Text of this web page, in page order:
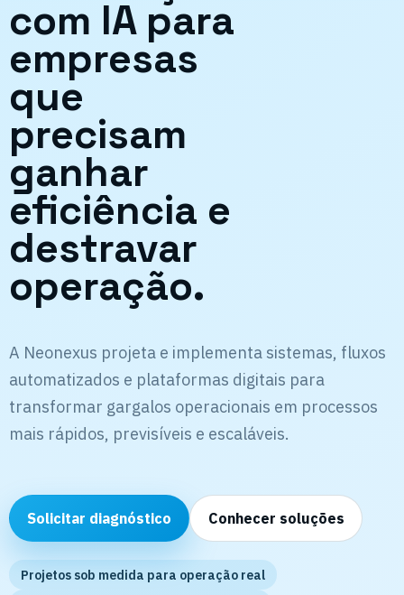
com IA para
empresas
que
precisam
ganhar
eficiência e
destravar
operação.
A Neonexus projeta e implementa sistemas, fluxos
automatizados e plataformas digitais para
transformar gargalos operacionais em processos
mais rápidos, previsíveis e escaláveis.
Solicitar diagnóstico Conhecer soluções
Projetos sob medida para operação real